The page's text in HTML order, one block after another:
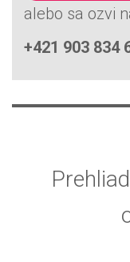
alebo sa ozvi
+421 903 834